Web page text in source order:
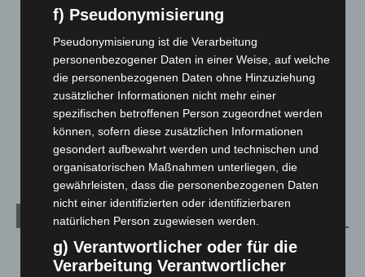
Langenhagen und Ortsteile
Leserbriefe
Menschen
Über uns
Veranstaltungen
1.271
Archiv
August 2026(14)
f) Pseudonymisierung
Pseudonymisierung ist die Verarbeitung
personenbezogener Daten in einer Weise, auf welche
die personenbezogenen Daten ohne Hinzuziehung
zusätzlicher Informationen nicht mehr einer
spezifischen betroffenen Person zugeordnet werden
können, sofern diese zusätzlichen Informationen
gesondert aufbewahrt werden und technischen und
organisatorischen Maßnahmen unterliegen, die
gewährleisten, dass die personenbezogenen Daten
nicht einer identifizierten oder identifizierbaren
natürlichen Person zugewiesen werden.
g) Verantwortlicher oder für die
Verarbeitung Verantwortlicher